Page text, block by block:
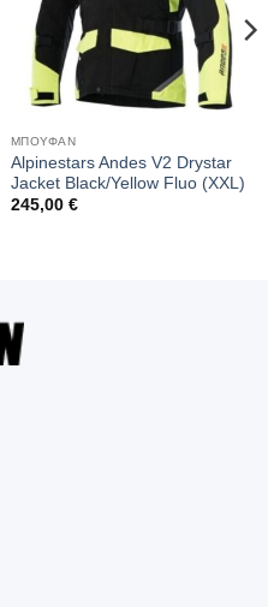
ΜΠΟΥΦΑΝ
Alpinestars Andes V2 Drystar
Jacket Black/Yellow Fluo (XXL)
245,00 €